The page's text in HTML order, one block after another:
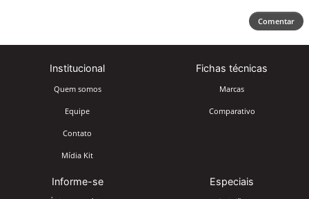
Comentar
Institucional
Quem somos
Equipe
Contato
Mídia Kit
Fichas técnicas
Marcas
Comparativo
Informe-se Especiais